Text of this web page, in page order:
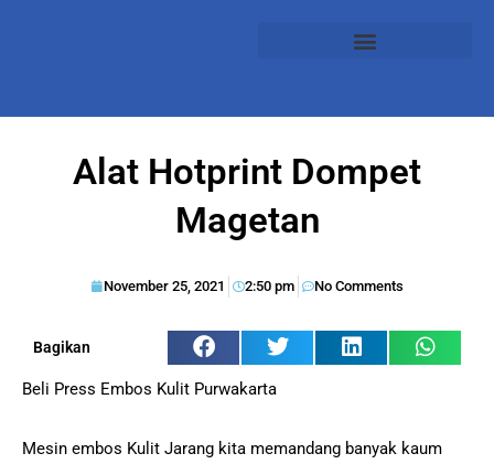
Alat Hotprint Dompet
Magetan
November 25, 2021 2:50 pm No Comments
Bagikan
Beli Press Embos Kulit Purwakarta
Mesin embos Kulit Jarang kita memandang banyak kaum